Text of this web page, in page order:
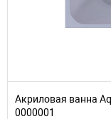
Акриловая ванна
0000001